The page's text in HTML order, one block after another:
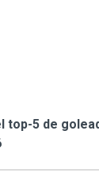
top-5 de